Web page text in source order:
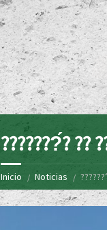
???????́? ??
Inicio Noticias